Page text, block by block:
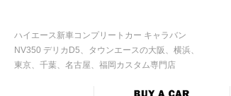
ハイエース新車コンプリートカー キャラバン
NV350 デリカD5、タウンエースの大阪、横浜、
東京、千葉、名古屋、福岡カスタム専門店